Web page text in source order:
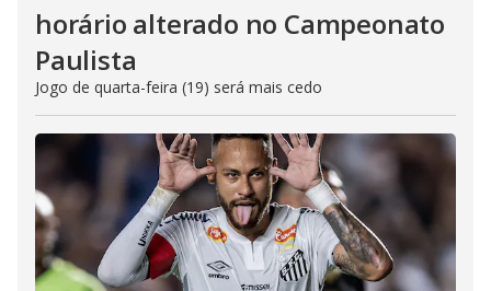
horário alterado no Campeonato
Paulista
Jogo de quarta-feira (19) será mais cedo